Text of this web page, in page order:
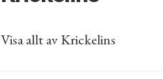
Visa allt av Krickelins